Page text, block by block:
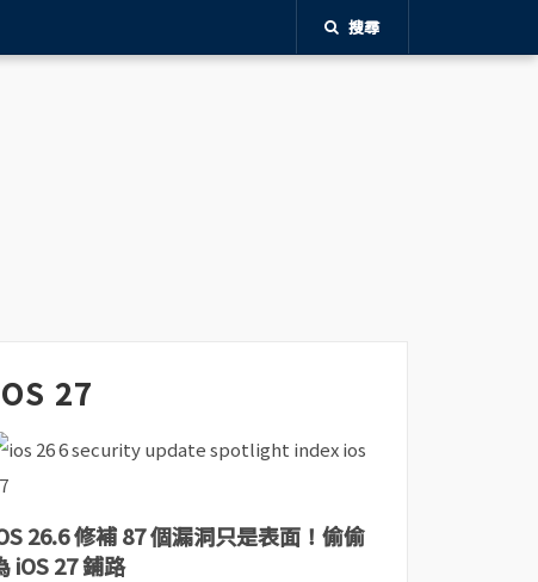
搜尋
27
26.6 修補 87 個漏洞只是表面！偷偷
iOS 27 鋪路